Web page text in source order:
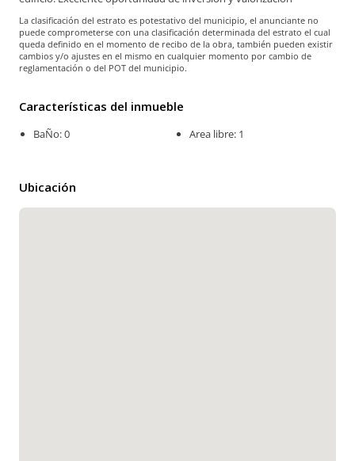
La clasificación del estrato es potestativo del municipio, el anunciante no
puede comprometerse con una clasificación determinada del estrato el cual
queda definido en el momento de recibo de la obra, también pueden existir
cambios y/o ajustes en el mismo en cualquier momento por cambio de
reglamentación o del POT del municipio.
Características del inmueble
BaÑo: 0 Area libre: 1
Ubicación